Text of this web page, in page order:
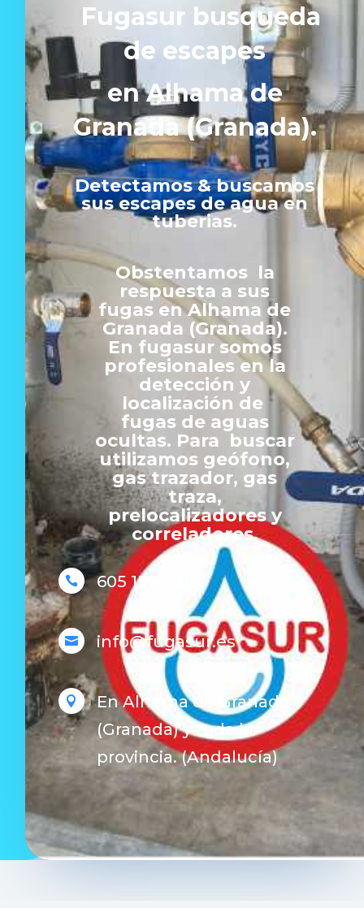
Fugasur busqueda
de escapes
en Alhama de
Granada (Granada).
Detectamos & buscamos
sus escapes de agua en
tuberias.
Obstentamos la
respuesta a sus
fugas en Alhama de
Granada (Granada).
En fugasur somos
profesionales en la
detección y
localización de
fugas de aguas
ocultas. Para buscar
utilizamos geófono,
gas trazador, gas
traza,
prelocalizadores y
correladores.
 605 150 150
 info@fugasur.es

En Alhama de Granada
(Granada) y toda la
provincia. (Andalucía)